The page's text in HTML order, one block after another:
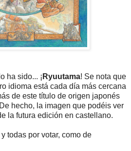
ha sido... ¡ Ryuutama! Se nota que
idioma está cada día más cercana
de este título de origen japonés
hecho, la imagen que podéis ver
la futura edición en castellano.
todas por votar, como de